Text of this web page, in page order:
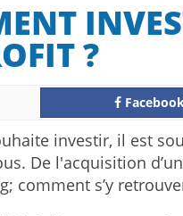
?
investir, il est
De l'acquisition
comment s’y